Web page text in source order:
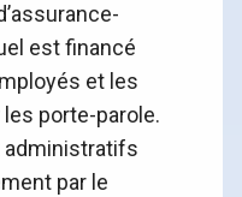
est financé
et les
porte-parole.
administratifs
par le